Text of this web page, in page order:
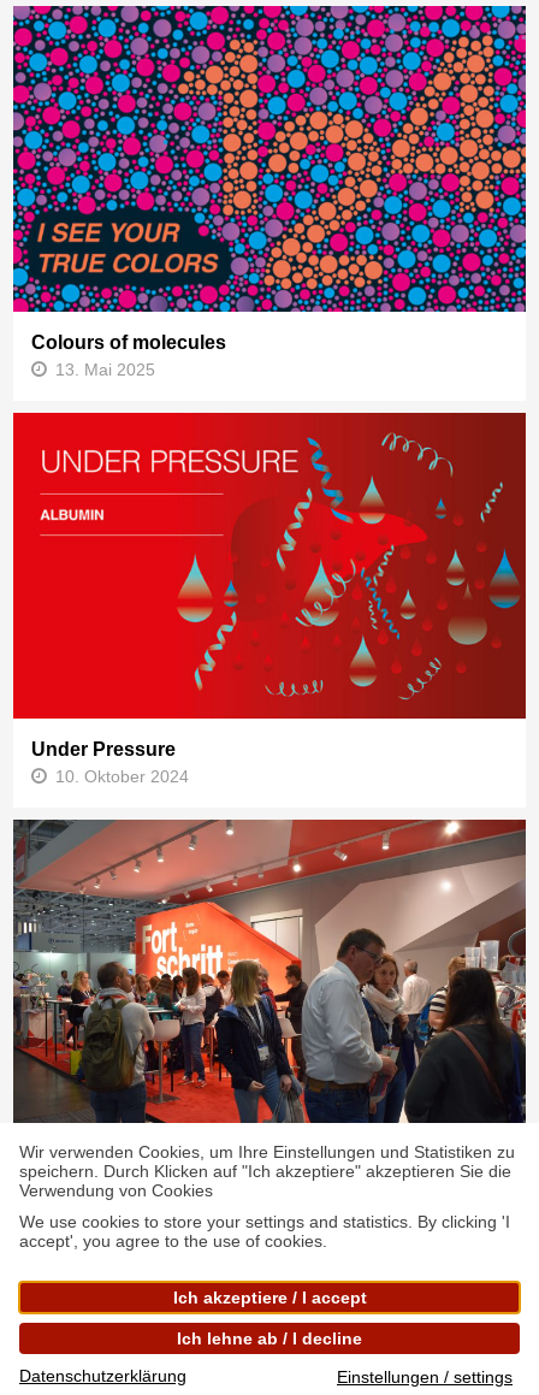
Wir verwenden Cookies, um Ihre Einstellungen und Statistiken zu
speichern. Durch Klicken auf "Ich akzeptiere" akzeptieren Sie die
Verwendung von Cookies
We use cookies to store your settings and statistics. By clicking 'I
accept', you agree to the use of cookies.
Ich akzeptiere / I accept
Ich lehne ab / I decline
Datenschutzerklärung
Einstellungen / settings
Colours of molecules
13. Mai 2025
Under Pressure
10. Oktober 2024
Cells in motion: Labvolution 2019
22. Mai 2019
Deutsch